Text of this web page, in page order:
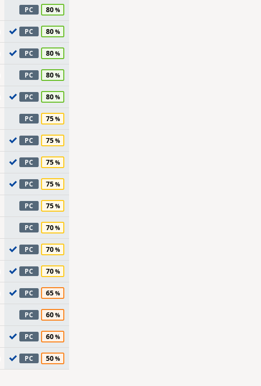
PC 80
PC 80
PC 80
PC 80
PC 80
PC 75
PC 75
PC 75
PC 75
PC 75
PC 70
PC 70
PC 70
PC 65
PC 60
PC 60
PC 50